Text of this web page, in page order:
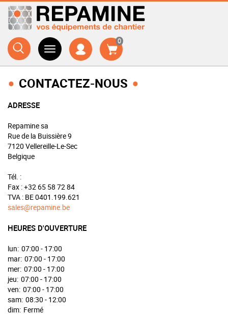
0
CONTACTEZ-NOUS
ADRESSE
Repamine sa
Rue de la Buissière 9
7120 Vellereille-Le-Sec
Belgique
Tél. :
Fax :+32 65 58 72 84
TVA : BE 0401.199.621
sales@repamine.be
HEURES D'OUVERTURE
lun: 07:00 - 17:00
mar: 07:00 - 17:00
mer: 07:00 - 17:00
jeu: 07:00 - 17:00
ven: 07:00 - 17:00
sam: 08:30 - 12:00
dim: Fermé